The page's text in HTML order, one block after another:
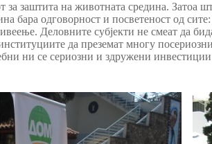
заштита на животната средина. Затоа
бара одговорност и посветеност од
Деловните субјекти не смеат да
да преземат многу
ни се сериозни и здружени